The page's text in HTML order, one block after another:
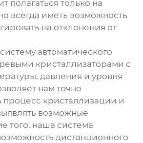
полагаться только на
всегда иметь возможность
на отклонения от
автоматического
кристаллизаторами с
давления и уровня
нам точно
процесс кристаллизации и
возможные
того, наша система
дистанционного